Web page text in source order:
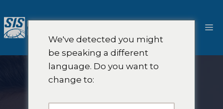
do
treści
We've detected you might
be speaking a different
language. Do you want to
change to: